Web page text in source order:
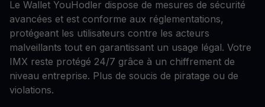
Le Wallet YouHodler dispose de mesures de sécurité
avancées et est conforme aux réglementations,
protégeant les utilisateurs contre les acteurs
malveillants tout en garantissant un usage légal. Votre
IMX reste protégé 24/7 grâce à un chiffrement de
niveau entreprise. Plus de soucis de piratage ou de
violations.